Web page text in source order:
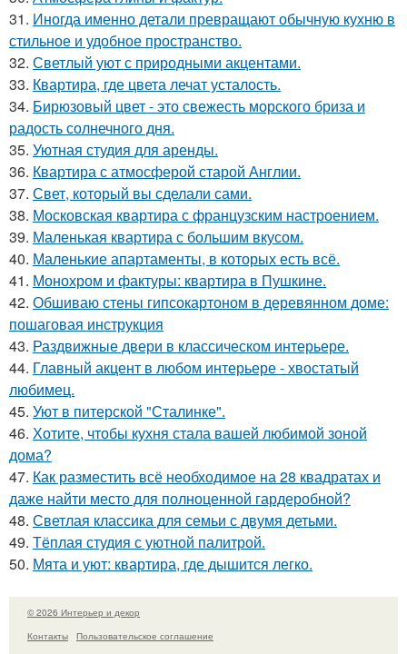
31. Иногда именно детали превращают обычную кухню в
стильное и удобное пространство.
32. Светлый уют с природными акцентами.
33. Квартира, где цвета лечат усталость.
34. Бирюзовый цвет - это свежесть морского бриза и
радость солнечного дня.
35. Уютная студия для аренды.
36. Квартира с атмосферой старой Англии.
37. Свет, который вы сделали сами.
38. Московская квартира с французским настроением.
39. Маленькая квартира с большим вкусом.
40. Маленькие апартаменты, в которых есть всё.
41. Монохром и фактуры: квартира в Пушкине.
42. Обшиваю стены гипсокартоном в деревянном доме:
пошаговая инструкция
43. Раздвижные двери в классическом интерьере.
44. Главный акцент в любом интерьере - хвостатый
любимец.
45. Уют в питерской "Сталинке".
46. Хотите, чтобы кухня стала вашей любимой зоной
дома?
47. Как разместить всё необходимое на 28 квадратах и
даже найти место для полноценной гардеробной?
48. Светлая классика для семьи с двумя детьми.
49. Тёплая студия с уютной палитрой.
50. Мята и уют: квартира, где дышится легко.
© 2026 Интерьер и декор
Контакты
Пользовательское соглашение